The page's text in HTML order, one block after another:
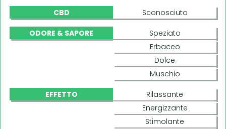
CBD Sconosciuto
ODORE & SAPORE
Speziato
Erbaceo
Dolce
Muschio
EFFETTO
Rilassante
Energizzante
Stimolante